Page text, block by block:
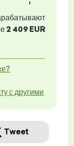
2 409 EUR
с другими
Tweet